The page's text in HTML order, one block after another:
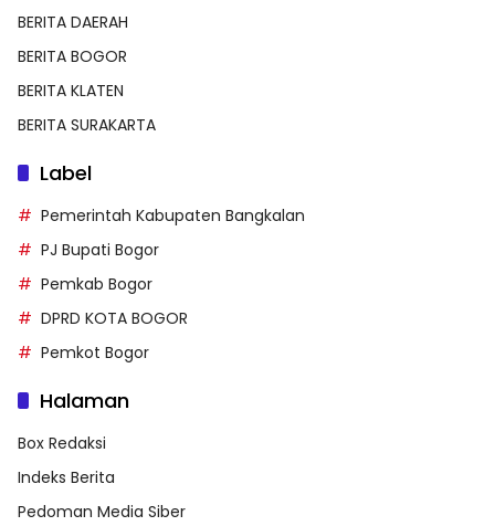
BERITA DAERAH
BERITA BOGOR
BERITA KLATEN
BERITA SURAKARTA
Label
Pemerintah Kabupaten Bangkalan
PJ Bupati Bogor
Pemkab Bogor
DPRD KOTA BOGOR
Pemkot Bogor
Halaman
Box Redaksi
Indeks Berita
Pedoman Media Siber